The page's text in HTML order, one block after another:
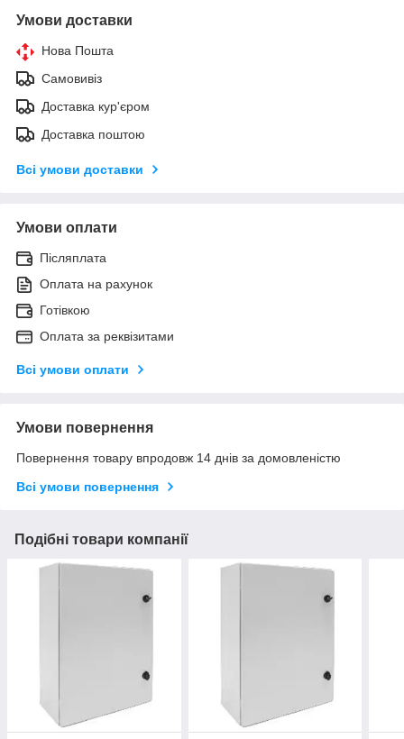
Умови доставки
Нова Пошта
Самовивіз
Доставка кур'єром
Доставка поштою
Всі умови доставки
Умови оплати
Післяплата
Оплата на рахунок
Готівкою
Оплата за реквізитами
Всі умови оплати
Умови повернення
Повернення товару впродовж 14 днів за домовленістю
Всі умови повернення
Подібні товари компанії